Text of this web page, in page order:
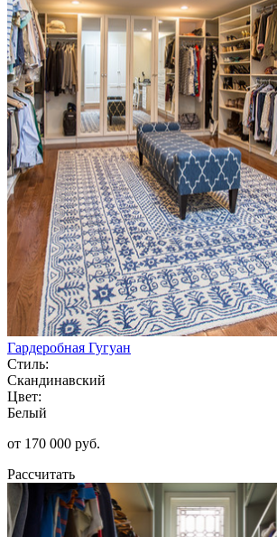
Гардеробная Гугуан
Стиль:
Скандинавский
Цвет:
Белый
от 170 000 руб.
Рассчитать